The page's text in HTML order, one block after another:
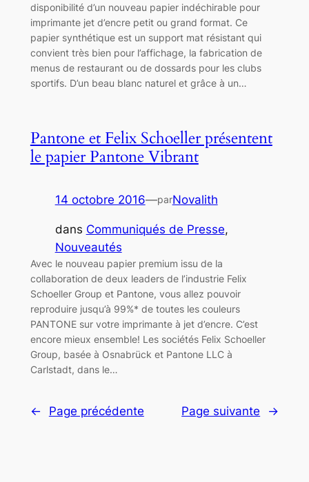
disponibilité d’un nouveau papier indéchirable pour
imprimante jet d’encre petit ou grand format. Ce
papier synthétique est un support mat résistant qui
convient très bien pour l’affichage, la fabrication de
menus de restaurant ou de dossards pour les clubs
sportifs. D’un beau blanc naturel et grâce à un…
Pantone et Felix Schoeller présentent
le papier Pantone Vibrant
14 octobre 2016—parNovalith
dans Communiqués de Presse
Nouveautés
Avec le nouveau papier premium issu de la
collaboration de deux leaders de l’industrie Felix
Schoeller Group et Pantone, vous allez pouvoir
reproduire jusqu’à 99%* de toutes les couleurs
PANTONE sur votre imprimante à jet d’encre. C’est
encore mieux ensemble! Les sociétés Felix Schoeller
Group, basée à Osnabrück et Pantone LLC à
Carlstadt, dans le…
← Page précédente Page suivante →